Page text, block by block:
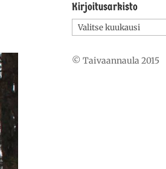
Kirjoitusarkisto
Kirjoitusarkisto
© Taivaannaula 2015